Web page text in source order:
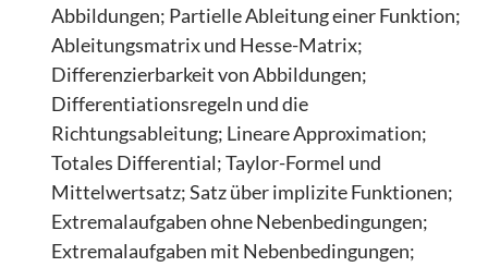
Abbildungen; Partielle Ableitung einer Funktion;
Ableitungsmatrix und Hesse-Matrix;
Differenzierbarkeit von Abbildungen;
Differentiationsregeln und die
Richtungsableitung; Lineare Approximation;
Totales Differential; Taylor-Formel und
Mittelwertsatz; Satz über implizite Funktionen;
Extremalaufgaben ohne Nebenbedingungen;
Extremalaufgaben mit Nebenbedingungen;